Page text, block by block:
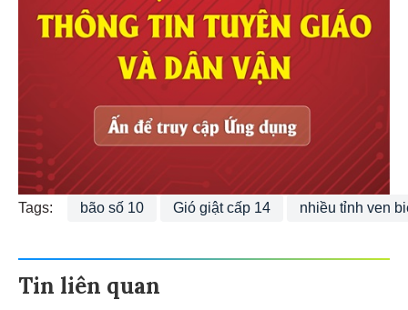
Tags: bão số 10 Gió giật cấp 14 nhiều tỉnh ven
Tin liên quan